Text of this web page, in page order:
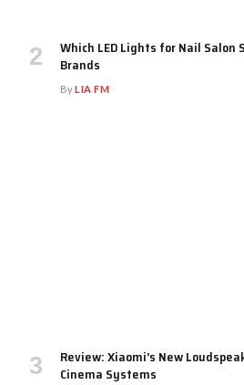
Which LED Lights for Nail Salon
Brands
ByLIA FM
Review: Xiaomi’s New
Cinema Systems